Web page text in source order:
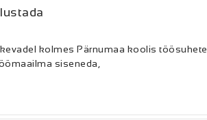
kolmes Pärnumaa koolis töösuhete
siseneda,